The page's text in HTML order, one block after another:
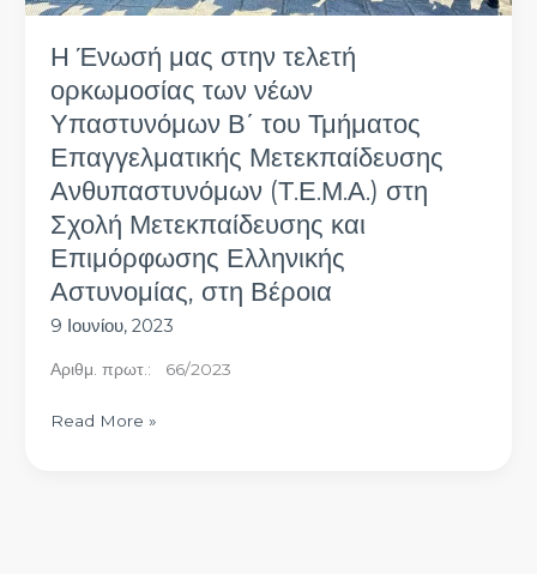
Η Ένωσή μας στην τελετή
ορκωμοσίας των νέων
Υπαστυνόμων Β΄ του Τμήματος
Επαγγελματικής Μετεκπαίδευσης
Ανθυπαστυνόμων (Τ.Ε.Μ.Α.) στη
Σχολή Μετεκπαίδευσης και
Επιμόρφωσης Ελληνικής
Αστυνομίας, στη Βέροια
9 Ιουνίου, 2023
Αριθμ. πρωτ.: 66/2023
Τμήματος
Μετεκπαίδευσης
Ανθυπαστυνόμων
(Τ.Ε.Μ.Α.)
Σχολή
Μετεκπαίδευσης
και
Επιμόρφωσης
Ελληνικής
Αστυνομίας,
στη
Read More »